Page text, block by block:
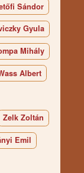
Sándor
Gyula
Mihály
Albert
Zelk Zoltán
Emil